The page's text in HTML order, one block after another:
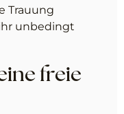
Trauung
unbedingt
freie